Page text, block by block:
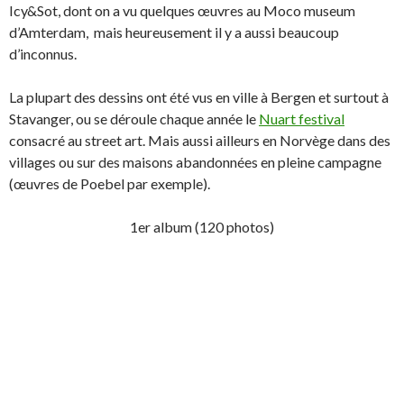
Icy&Sot, dont on a vu quelques œuvres au Moco museum
d’Amterdam, mais heureusement il y a aussi beaucoup
d’inconnus.
La plupart des dessins ont été vus en ville à Bergen et surtout à
Stavanger, ou se déroule chaque année le Nuart festival
consacré au street art. Mais aussi ailleurs en Norvège dans des
villages ou sur des maisons abandonnées en pleine campagne
(œuvres de Poebel par exemple).
1er album (120 photos)